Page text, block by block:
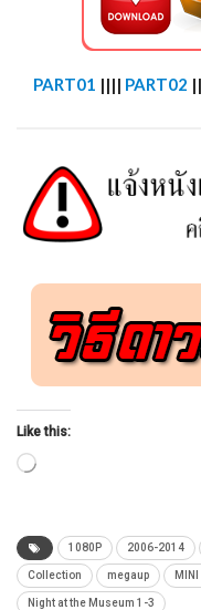
PART01 |||| PART02
Like this:
Loading…
1080P 2006-2014
Collection megaup
Night at the Museum 1-3